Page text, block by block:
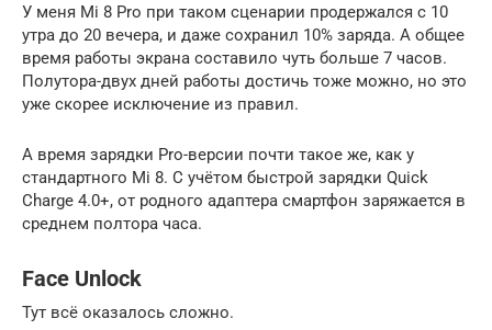
У меня Mi 8 Pro при таком сценарии продержался с 10
утра до 20 вечера, и даже сохранил 10% заряда. А общее
время работы экрана составило чуть больше 7 часов.
Полутора-двух дней работы достичь тоже можно, но это
уже скорее исключение из правил.
А время зарядки Pro-версии почти такое же, как у
стандартного Mi 8. С учётом быстрой зарядки Quick
Charge 4.0+, от родного адаптера смартфон заряжается в
среднем полтора часа.
Face Unlock
Тут всё оказалось сложно.